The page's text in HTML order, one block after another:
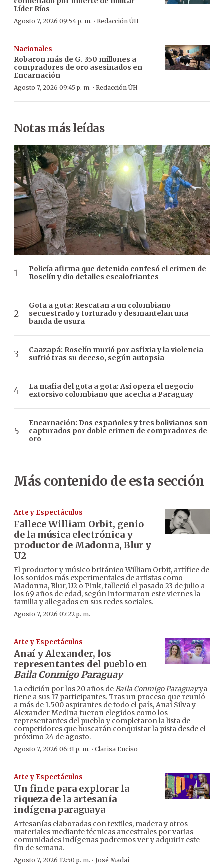
Líder Ríos
Agosto 7, 2026 09:54 p. m. · Redacción ÚH
Nacionales
Robaron más de G. 350 millones a
compradores de oro asesinados en
Encarnación
Agosto 7, 2026 09:45 p. m. · Redacción ÚH
Notas más leídas
Policía afirma que detenido confesó el crimen de
Roselín y dio detalles escalofriantes
Gota a gota: Rescatan a un colombiano
secuestrado y torturado y desmantelan una
banda de usura
Caazapá: Roselín murió por asfixia y la violencia
sufrió tras su deceso, según autopsia
La mafia del gota a gota: Así opera el negocio
extorsivo colombiano que acecha a Paraguay
Encarnación: Dos españoles y tres bolivianos son
capturados por doble crimen de compradores de
oro
Más contenido de esta sección
Arte y Espectáculos
Fallece William Orbit, genio
de la música electrónica y
productor de Madonna, Blur y
U2
El productor y músico británico William Orbit, artífice de
los sonidos más experimentales de artistas como
Madonna, Blur, U2 o Pink, falleció el pasado 23 de julio a
los 69 años de edad, según informaron este viernes la
familia y allegados en sus redes sociales.
Agosto 7, 2026 07:22 p. m.
Arte y Espectáculos
Anaí y Alexander, los
representantes del pueblo en
Baila Conmigo Paraguay
La edición por los 20 años deBaila Conmigo Paraguayya
tiene a sus 17 participantes. Tras un proceso que reunió
a más de 1.500 aspirantes de todo el país, Anaí Silva y
Alexander Medina fueron elegidos como los
representantes del pueblo y completaron la lista de
competidores que buscarán conquistar la pista desde el
próximo 24 de agosto.
Agosto 7, 2026 06:31 p. m. · Clarisa Enciso
Arte y Espectáculos
Un finde para explorar la
riqueza de la artesanía
indígena paraguaya
Artesanías elaboradas con textiles, madera y otros
materiales mediante técnicas ancestrales por varias
comunidades indígenas podremos ver y adquirir este
fin de semana.
Agosto 7, 2026 12:50 p. m. · José Madai